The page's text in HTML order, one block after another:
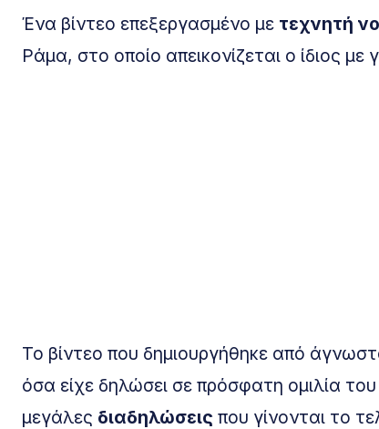
Ένα βίντεο επεξεργασμένο με τεχνητή
Ράμα, στο οποίο απεικονίζεται ο ίδιος με
Το βίντεο που δημιουργήθηκε από
όσα είχε δηλώσει σε πρόσφατη ομιλία
μεγάλες διαδηλώσεις που γίνονται το